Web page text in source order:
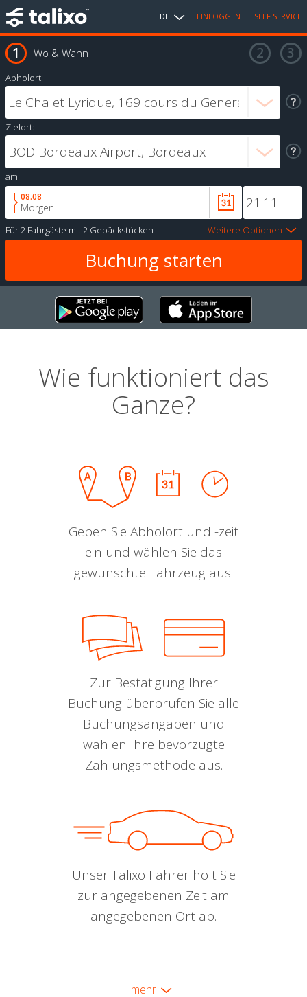
DE EINLOGGEN SELF SERVICE
Wo & Wann
Abholort:
Zielort:
am:
08.08
Morgen
Für2 Fahrgäste mit2 Gepäckstücken Weitere Optionen
Wie funktioniert das
Ganze?
Geben Sie Abholort und -zeit
ein und wählen Sie das
gewünschte Fahrzeug aus.
Zur Bestätigung Ihrer
Buchung überprüfen Sie alle
Buchungsangaben und
wählen Ihre bevorzugte
Zahlungsmethode aus.
Unser Talixo Fahrer holt Sie
zur angegebenen Zeit am
angegebenen Ort ab.
mehr